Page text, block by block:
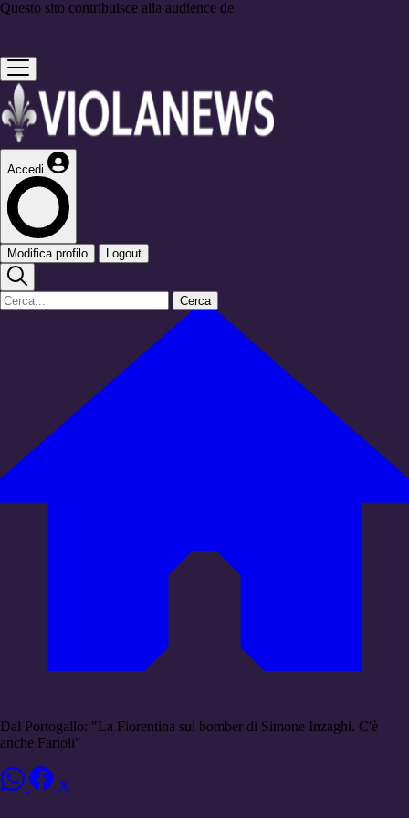
Questo sito contribuisce alla audience de
Accedi
Modifica profilo Logout
Cerca
Dal Portogallo: "La Fiorentina sul bomber di Simone Inzaghi. C'è
anche Farioli"